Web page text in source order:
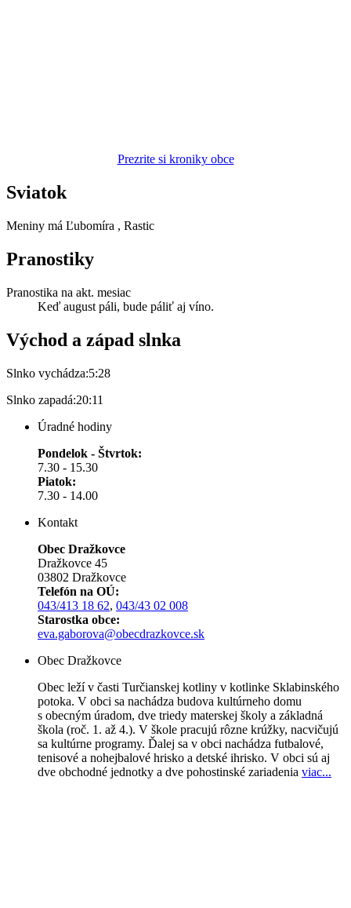
Prezrite si kroniky obce
Sviatok
Meniny má Ľubomíra , Rastic
Pranostiky
Pranostika na akt. mesiac
Keď august páli, bude páliť aj víno.
Východ a západ slnka
Slnko vychádza:5:28
Slnko zapadá:20:11
Úradné hodiny
Pondelok - Štvrtok:
7.30 - 15.30
Piatok:
7.30 - 14.00
Kontakt
Obec Dražkovce
Dražkovce 45
03802 Dražkovce
Telefón na OÚ:
043/413 18 62, 043/43 02 008
Starostka obce:
eva.gaborova@obecdrazkovce.sk
Obec Dražkovce
Obec leží v časti Turčianskej kotliny v kotlinke Sklabinského
potoka. V obci sa nachádza budova kultúrneho domu
s obecným úradom, dve triedy materskej školy a základná
škola (roč. 1. až 4.). V škole pracujú rôzne krúžky, nacvičujú
sa kultúrne programy. Ďalej sa v obci nachádza futbalové,
tenisové a nohejbalové hrisko a detské ihrisko. V obci sú aj
dve obchodné jednotky a dve pohostinské zariadenia viac...